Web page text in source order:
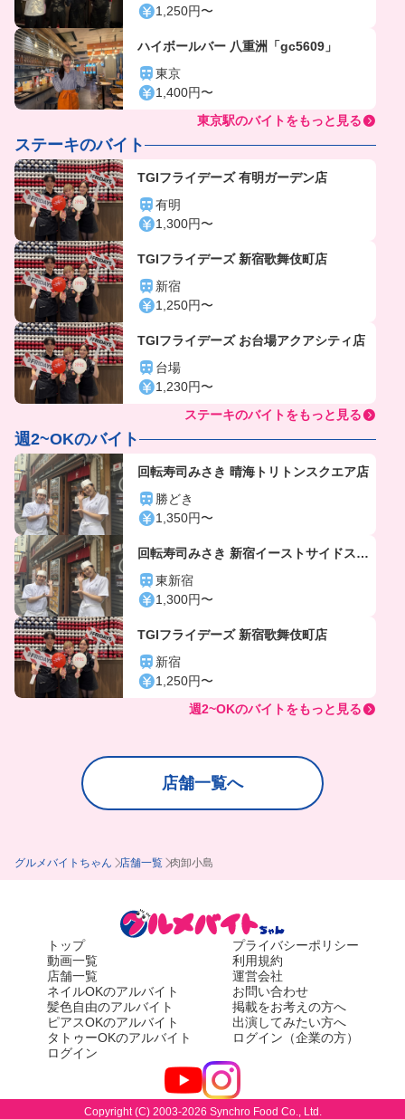
1,250円〜
ハイボールバー 八重洲「gc5609」
東京
1,400円〜
東京駅のバイトをもっと見る
ステーキのバイト
TGIフライデーズ 有明ガーデン店
有明
1,300円〜
TGIフライデーズ 新宿歌舞伎町店
新宿
1,250円〜
TGIフライデーズ お台場アクアシティ店
台場
1,230円〜
ステーキのバイトをもっと見る
週2~OKのバイト
回転寿司みさき 晴海トリトンスクエア店
勝どき
1,350円〜
回転寿司みさき 新宿イーストサイドスク
エア店
東新宿
1,300円〜
TGIフライデーズ 新宿歌舞伎町店
新宿
1,250円〜
週2~OKのバイトをもっと見る
店舗一覧へ
グルメバイトちゃん 店舗一覧 肉卸小島
トップ
動画一覧
店舗一覧
ネイルOKのアルバイト
髪色自由のアルバイト
ピアスOKのアルバイト
タトゥーOKのアルバイト
ログイン
プライバシーポリシー
利用規約
運営会社
お問い合わせ
掲載をお考えの方へ
出演してみたい方へ
ログイン（企業の方）
Copyright (C) 2003-2026 Synchro Food Co., Ltd.